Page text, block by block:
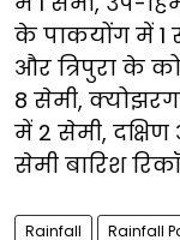
के पाकयोंग में 1
और त्रिपुरा के
8 सेमी,
में 2 सेमी,
सेमी बारिश
Rainfall Rainfall